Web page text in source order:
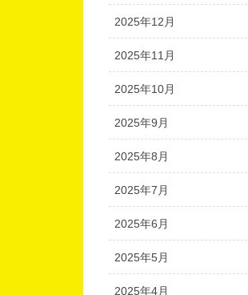
2025年12月
2025年11月
2025年10月
2025年9月
2025年8月
2025年7月
2025年6月
2025年5月
2025年4月